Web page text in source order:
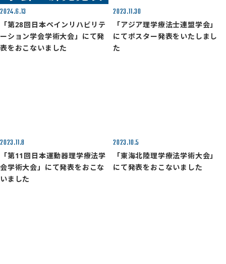
2024.6.13
「第28回日本ペインリハビリテ
ーション学会学術大会」にて発
表をおこないました
2023.11.30
「アジア理学療法士連盟学会」
にてポスター発表をいたしまし
た
2023.11.8
「第11回日本運動器理学療法学
会学術大会」にて発表をおこな
いました
2023.10.5
「東海北陸理学療法学術大会」
にて発表をおこないました